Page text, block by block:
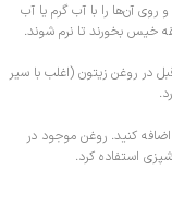
آن‌ها را با آب گرم یا آب
بهتر) بپوشانید. اجازه دهید برای 20 تا 30 دقیقه خیس بخورند تا نرم شوند.
در روغن زیتون (اغلب با سیر
کنید. روغن موجود در
استفاده کرد.